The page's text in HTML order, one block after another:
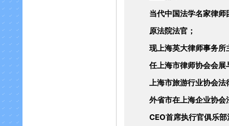
当代中国法学名家律师
原法院法官；
现上海英大律师事务
任上海市律师协会会
上海市旅游行业协会法
外省市在上海企业协会
CEO首席执行官俱乐